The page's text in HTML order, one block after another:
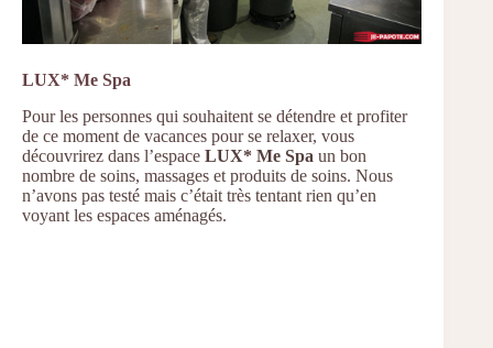
LUX* Me Spa
Pour les personnes qui souhaitent se détendre et profiter
de ce moment de vacances pour se relaxer, vous
découvrirez dans l’espace LUX* Me Spa un bon
nombre de soins, massages et produits de soins. Nous
n’avons pas testé mais c’était très tentant rien qu’en
voyant les espaces aménagés.